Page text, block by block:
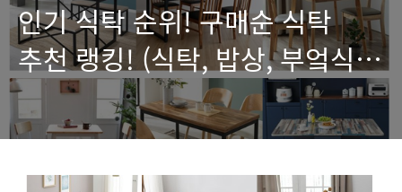
인기 식탁 순위! 구매순 식탁
추천 랭킹! (식탁, 밥상, 부엌식탁
추천, 인기 식탁, 탁자, 부엌 탁자,
부엌 테이블, 인기 밥상, 인기
식사 테이블, 추천 식탁)